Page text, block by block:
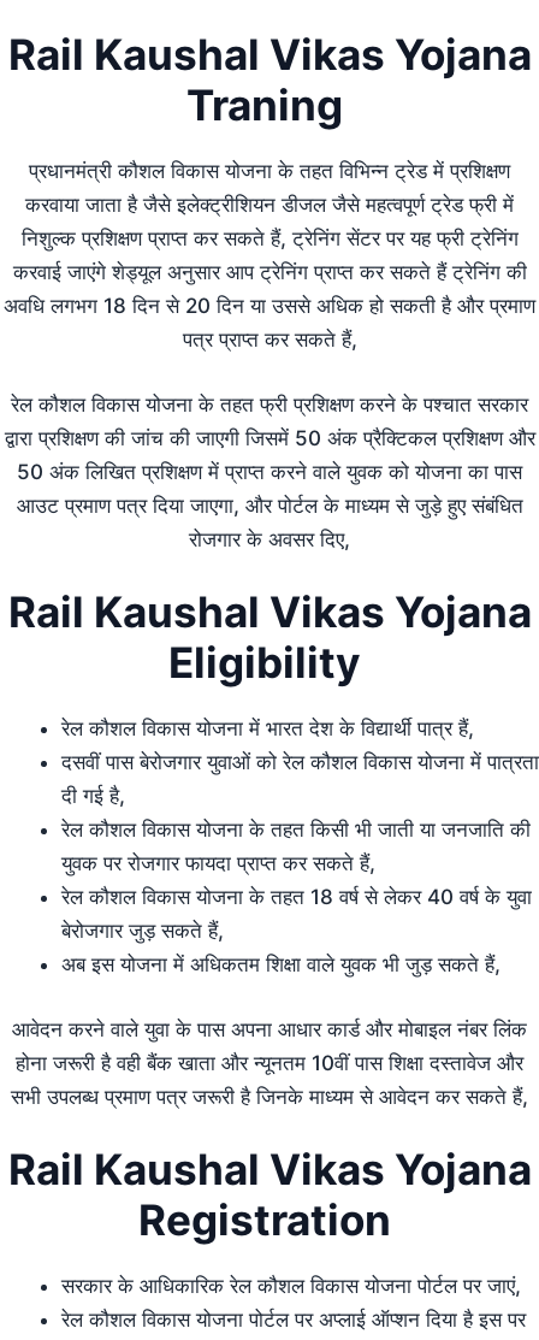
Rail Kaushal Vikas Yojana
Traning
प्रधानमंत्री कौशल विकास योजना के तहत विभिन्न ट्रेड में प्रशिक्षण
करवाया जाता है जैसे इलेक्ट्रीशियन डीजल जैसे महत्वपूर्ण ट्रेड फ्री में
निशुल्क प्रशिक्षण प्राप्त कर सकते हैं, ट्रेनिंग सेंटर पर यह फ्री ट्रेनिंग
करवाई जाएंगे शेड्यूल अनुसार आप ट्रेनिंग प्राप्त कर सकते हैं ट्रेनिंग की
अवधि लगभग 18 दिन से 20 दिन या उससे अधिक हो सकती है और प्रमाण
पत्र प्राप्त कर सकते हैं,
रेल कौशल विकास योजना के तहत फ्री प्रशिक्षण करने के पश्चात सरकार
द्वारा प्रशिक्षण की जांच की जाएगी जिसमें 50 अंक प्रैक्टिकल प्रशिक्षण और
50 अंक लिखित प्रशिक्षण में प्राप्त करने वाले युवक को योजना का पास
आउट प्रमाण पत्र दिया जाएगा, और पोर्टल के माध्यम से जुड़े हुए संबंधित
रोजगार के अवसर दिए,
Rail Kaushal Vikas Yojana
Eligibility
रेल कौशल विकास योजना में भारत देश के विद्यार्थी पात्र हैं,
दसवीं पास बेरोजगार युवाओं को रेल कौशल विकास योजना में पात्रता
दी गई है,
रेल कौशल विकास योजना के तहत किसी भी जाती या जनजाति की
युवक पर रोजगार फायदा प्राप्त कर सकते हैं,
रेल कौशल विकास योजना के तहत 18 वर्ष से लेकर 40 वर्ष के युवा
बेरोजगार जुड़ सकते हैं,
अब इस योजना में अधिकतम शिक्षा वाले युवक भी जुड़ सकते हैं,
आवेदन करने वाले युवा के पास अपना आधार कार्ड और मोबाइल नंबर लिंक
होना जरूरी है वही बैंक खाता और न्यूनतम 10वीं पास शिक्षा दस्तावेज और
सभी उपलब्ध प्रमाण पत्र जरूरी है जिनके माध्यम से आवेदन कर सकते हैं,
Rail Kaushal Vikas Yojana
Registration
सरकार के आधिकारिक रेल कौशल विकास योजना पोर्टल पर जाएं,
रेल कौशल विकास योजना पोर्टल पर अप्लाई ऑप्शन दिया है इस पर